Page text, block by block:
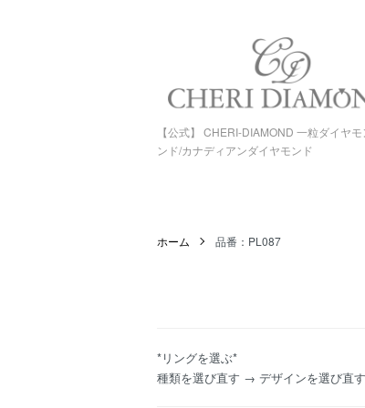
【公式】 CHERI-DIAMOND 一粒ダイヤ
ンド/カナディアンダイヤモンド
ホーム 品番：PL087
*リングを選ぶ*
種類を選び直す → デザインを選び直す